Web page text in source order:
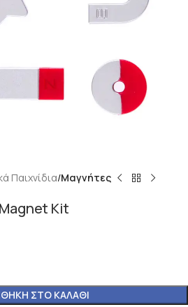
Παιχνίδια Μαγνήτες
Kit
ΣΤΟ ΚΑΛΆΘΙ